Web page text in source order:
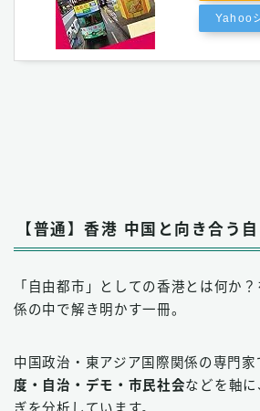
Yahoo
【普通】香港 中国と向き合う
「自由都市」としての香港とは何か
係の中で解き明かす一冊。
中国政治・東アジア国際関係の専門家
度・自治・デモ・市民社会などを軸